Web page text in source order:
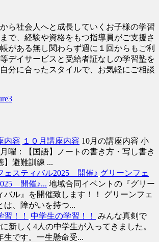
ら社会人へと成長していくお子様の学習
で、経験や資格をもつ指導員がご支援さ
がある無し関わらず週に１回からもご利
デイサービスと受給者証なしの学習塾を
分に合ったスタイルで、お気軽にご相談
１０月講座内容 10月の講座内容 小
曜：【国語】ノートの書き方・写し書き
】避難訓練 ...
グリーンフェ
開催♪... 地域合同イベントの『グリー
バル』を開催致します！！ グリーンフェ
は、障がいを持つ...
中学生の学習！！
みんな真剣で
新しく4人の中学生が入ってきました。
生です。一生懸命受...